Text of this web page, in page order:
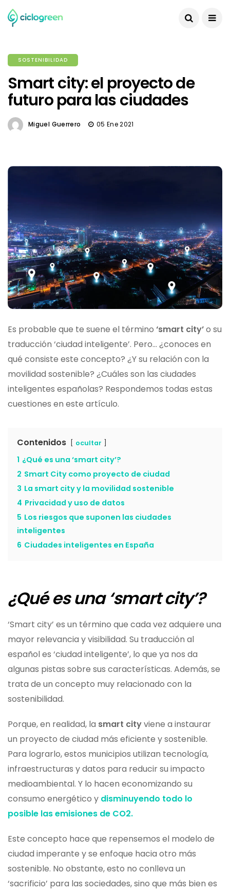
SOSTENIBILIDAD
Smart city: el proyecto de
futuro para las ciudades
Miguel Guerrero 05 Ene 2021
Es probable que te suene el término ‘smart city’o su
traducción ‘ciudad inteligente’. Pero… ¿conoces en
qué consiste este concepto? ¿Y su relación con la
movilidad sostenible? ¿Cuáles son las ciudades
inteligentes españolas? Respondemos todas estas
cuestiones en este artículo.
Contenidos ocultar
1 ¿Qué es una ‘smart city’?
2 Smart City como proyecto de ciudad
3 La smart city y la movilidad sostenible
4 Privacidad y uso de datos
5 Los riesgos que suponen las ciudades
inteligentes
6 Ciudades inteligentes en España
¿Qué es una ‘smart city’?
‘Smart city’ es un término que cada vez adquiere una
mayor relevancia y visibilidad. Su traducción al
español es ‘ciudad inteligente’, lo que ya nos da
algunas pistas sobre sus características. Además, se
trata de un concepto muy relacionado con la
sostenibilidad.
Porque, en realidad, la smart cityviene a instaurar
un proyecto de ciudad más eficiente y sostenible.
Para lograrlo, estos municipios utilizan tecnología,
infraestructuras y datos para reducir su impacto
medioambiental. Y lo hacen economizando su
consumo energético y disminuyendo todo lo
posible lasemisiones de CO2.
Este concepto hace que repensemos el modelo de
ciudad imperante y se enfoque hacia otro más
sostenible. No obstante, esto no conlleva un
‘sacrificio’ para las sociedades, sino que más bien es